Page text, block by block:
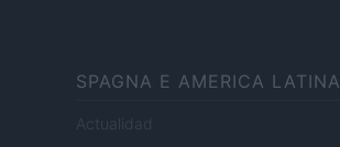
SPAGNA E AMERICA LATINA
Actualidad